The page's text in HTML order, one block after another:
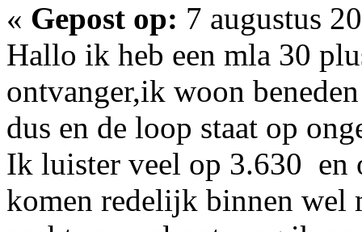
« Gepost op: 7 augustus
Hallo ik heb een mla 30
ontvanger,ik woon
dus en de loop staat op
Ik luister veel op 3.630 en
komen redelijk binnen wel